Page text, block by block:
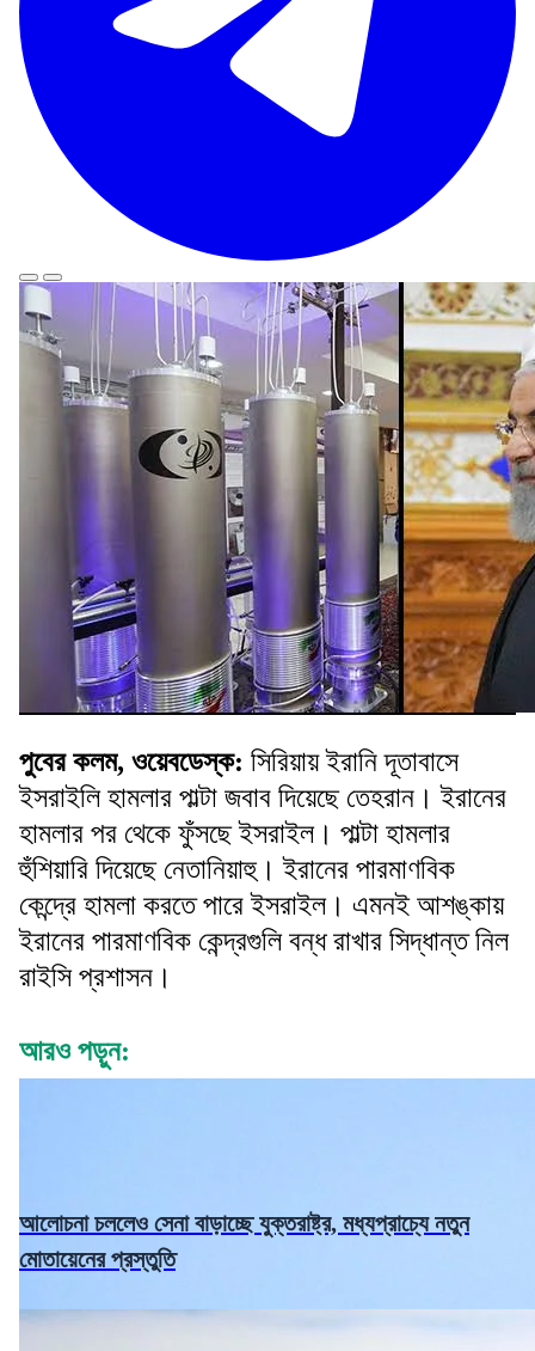
পুবের কলম, ওয়েবডেস্ক: সিরিয়ায় ইরানি দূতাবাসে
ইসরাইলি হামলার পাল্টা জবাব দিয়েছে তেহরান। ইরানের
হামলার পর থেকে ফুঁসছে ইসরাইল। পাল্টা হামলার
হুঁশিয়ারি দিয়েছে নেতানিয়াহু। ইরানের পারমাণবিক
কেন্দ্রে হামলা করতে পারে ইসরাইল। এমনই আশঙ্কায়
ইরানের পারমাণবিক কেন্দ্রগুলি বন্ধ রাখার সিদ্ধান্ত নিল
রাইসি প্রশাসন।
আরও পড়ুন:
আলোচনা চললেও সেনা বাড়াচ্ছে যুক্তরাষ্ট্র, মধ্যপ্রাচ্যে নতুন
মোতায়েনের প্রস্তুতি